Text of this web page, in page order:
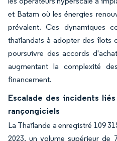
et Batam où les énergies
prévalent. Ces dynamiques
thaïlandais à adopter des îlots
poursuivre des accords
augmentant la complexité
financement.
Escalade des incidents
rançongiciels
La Thaïlande a enregistré 109
2023, un volume supérieur de